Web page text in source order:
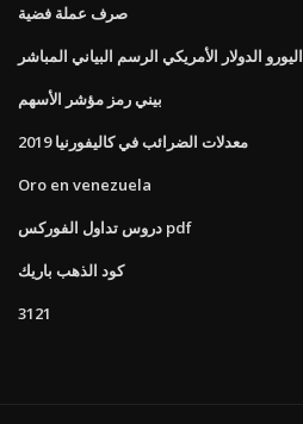
صرف عملة فضية
اليورو الدولار الأمريكي الرسم البياني المباشر
بيني رمز مؤشر الأسهم
معدلات الضرائب في كاليفورنيا 2019
Oro en venezuela
دروس تداول الفوركس pdf
كود الذهب باريك
3121